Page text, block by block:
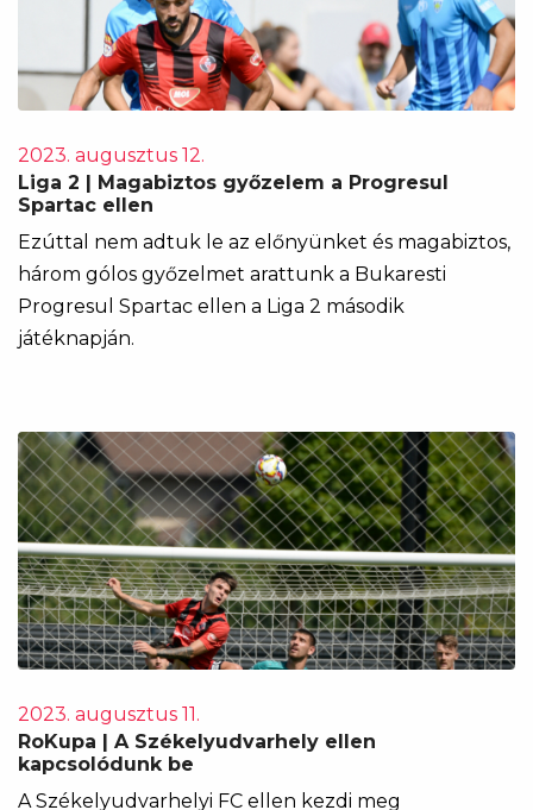
2023. augusztus 12.
Liga 2 | Magabiztos győzelem a Progresul
Spartac ellen
Ezúttal nem adtuk le az előnyünket és magabiztos,
három gólos győzelmet arattunk a Bukaresti
Progresul Spartac ellen a Liga 2 második
játéknapján.
2023. augusztus 11.
RoKupa | A Székelyudvarhely ellen
kapcsolódunk be
A Székelyudvarhelyi FC ellen kezdi meg